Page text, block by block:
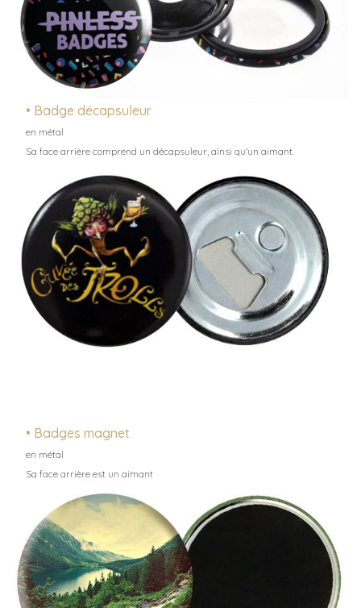
• Badge décapsuleur
en métal
Sa face arrière comprend un décapsuleur, ainsi qu'un aimant.
• Badges magnet
en métal
Sa face arrière est un aimant